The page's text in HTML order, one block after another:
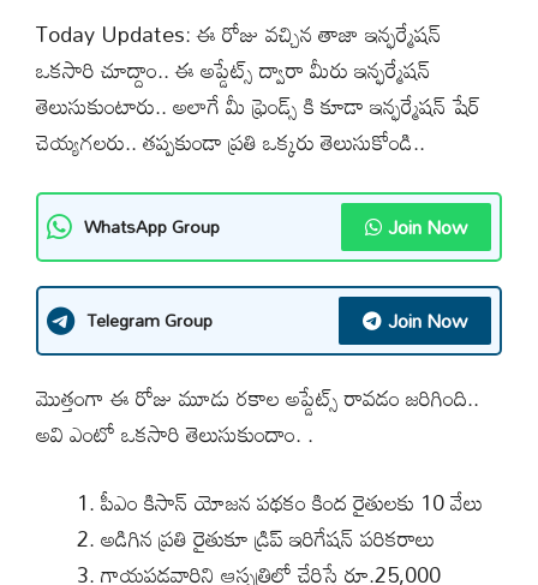
Today Updates: ఈ రోజు వచ్చిన తాజా ఇన్ఫర్మేషన్
ఒకసారి చూద్దాం.. ఈ అప్డేట్స్ ద్వారా మీరు ఇన్ఫర్మేషన్
తెలుసుకుంటారు.. అలాగే మీ ఫ్రెండ్స్ కి కూడా ఇన్ఫర్మేషన్ షేర్
చెయ్యగలరు.. తప్పకుండా ప్రతి ఒక్కరు తెలుసుకోండి..
WhatsApp Group Join Now
Telegram Group Join Now
మొత్తంగా ఈ రోజు మూడు రకాల అప్డేట్స్ రావడం జరిగింది..
అవి ఎంటో ఒకసారి తెలుసుకుందాం. .
పీఎం కిసాన్ యోజన పథకం కింద రైతులకు 10 వేలు
అడిగిన ప్రతి రైతుకూ డ్రిప్ ఇరిగేషన్ పరికరాలు
గాయపడ్డవారిని ఆస్పత్రిలో చేరిస్తే రూ.25,000